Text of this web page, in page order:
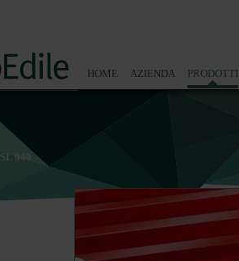
HOME AZIENDA PRODOTTI
SL 940